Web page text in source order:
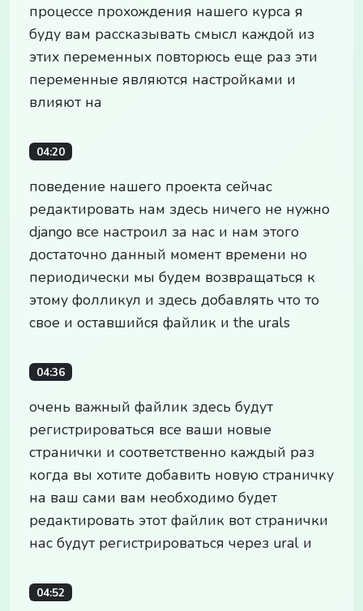
процессе прохождения нашего курса я
буду вам рассказывать смысл каждой из
этих переменных повторюсь еще раз эти
переменные являются настройками и
влияют на
04:20
поведение нашего проекта сейчас
редактировать нам здесь ничего не нужно
django все настроил за нас и нам этого
достаточно данный момент времени но
периодически мы будем возвращаться к
этому фолликул и здесь добавлять что то
свое и оставшийся файлик и the urals
04:36
очень важный файлик здесь будут
регистрироваться все ваши новые
странички и соответственно каждый раз
когда вы хотите добавить новую страничку
на ваш сами вам необходимо будет
редактировать этот файлик вот странички
нас будут регистрироваться через ural и
04:52